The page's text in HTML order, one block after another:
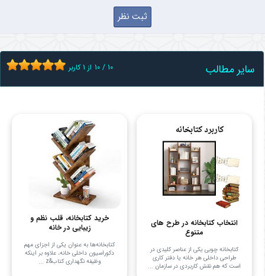
سایر مطالب 10 / 10 از 1کاربر
انتخاب کتابخانه در طرح های
متنوع
کتابخانه چوبی یکی از عناصر کلیدی در
طراحی داخلی هر خانه یا دفتر کاری
است که هم نقش کاربردی در سازمان ...
خرید کتابخانه، قلب نظم و
زیبایی در خانه
کتابخانه‌ها به عنوان یکی از اجزای مهم
دکوراسیون داخلی خانه، علاوه بر اینکه
وظیفه نگهداری کتاب&z ...